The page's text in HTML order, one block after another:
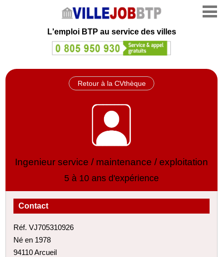
L'emploi BTP au service des villes
Retour à la CVthèque
Ingenieur service / maintenance / exploitation
5 à 10 ans d'expérience
Contact
Réf. VJ705310926
Né en 1978
94110 Arcueil